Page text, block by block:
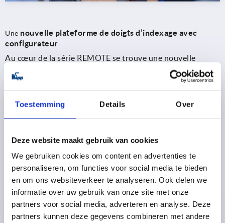
Toestemming Details Over
Deze website maakt gebruik van cookies
We gebruiken cookies om content en advertenties te
personaliseren, om functies voor social media te bieden
en om ons websiteverkeer te analyseren. Ook delen we
informatie over uw gebruik van onze site met onze
partners voor social media, adverteren en analyse. Deze
partners kunnen deze gegevens combineren met andere
Une nouvelle plateforme de doigts d’indexage avec
configurateur
Au cœur de la série REMOTE se trouve une nouvelle
doigts d’indexage à commande à distance
Elle vous offre notamment le choix entre des modèles
filetage, d’un corps fileté sur toute la longueur ou d’une
douille lisse. Côté panneau de commande, KIPP propose
différents modèles de poignées tels que
solutions à raccordement par câble Bowden simple ou
double.
Un nouveauconfigurateur en ligneaide les concepteurs à
choisir les composants adaptés. Il associe les doigts
d’indexage, éléments de manœuvre et collecteurs de
câbles compatibles, puis intègre directement la solution
configurée dans le processus de commande.